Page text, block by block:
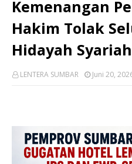
Kemenangan
Hakim Tolak
Hidayah
LENTERA SUMBAR Juni 20,